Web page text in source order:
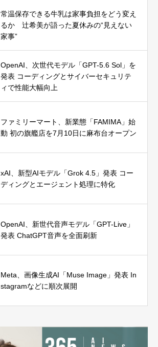
常温保存できる牛乳は家事負担をどう変え
るか 辻希美が語った夏休みの“見えない
家事”
OpenAI、次世代モデル「GPT-5.6 Sol」を
発表 コーディングとサイバーセキュリテ
ィで性能大幅向上
ファミリーマート、新業態「FAMIMA」始
動 初の旗艦店を7月10日に麻布台オープン
xAI、新型AIモデル「Grok 4.5」発表 コー
ディングとエージェント処理に特化
OpenAI、新世代音声モデル「GPT-Live」
発表 ChatGPT音声を全面刷新
Meta、画像生成AI「Muse Image」発表 In
stagramなどに順次展開